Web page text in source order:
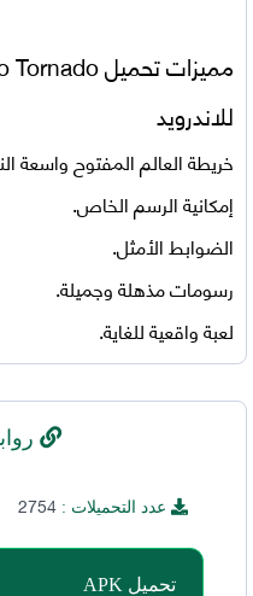
مميزات تحميل
للاندرويد
خريطة العالم المفتوح واسعة
إمكانية الرسم الخاص.
الضوابط الأمثل.
رسومات مذهلة وجميلة.
لعبة واقعية للغاية.
عدد التحميلات :2754
تحميل APK